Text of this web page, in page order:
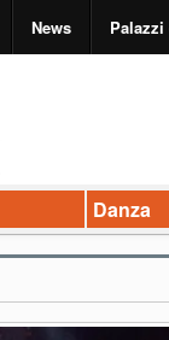
News
Danza